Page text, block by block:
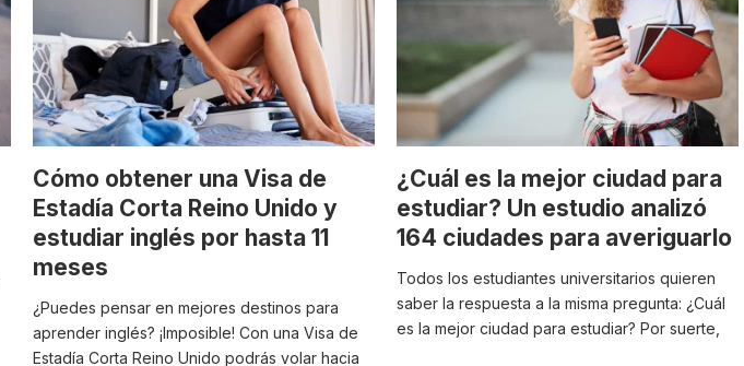
Cómo obtener una Visa de
Estadía Corta Reino Unido y
estudiar inglés por hasta 11
meses
¿Puedes pensar en mejores destinos para
aprender inglés? ¡Imposible! Con una Visa de
Estadía Corta Reino Unido podrás volar hacia
¿Cuál es la mejor ciudad para
estudiar? Un estudio analizó
164 ciudades para averiguarlo
Todos los estudiantes universitarios quieren
saber la respuesta a la misma pregunta: ¿Cuál
es la mejor ciudad para estudiar? Por suerte,